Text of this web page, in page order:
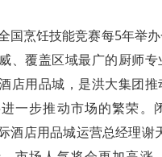
烹饪技能竞赛每5年举办
、覆盖区域最广的厨师
店用品城，是洪大集团
一步推动市场的繁荣。
酒店用品城运营总经理谢